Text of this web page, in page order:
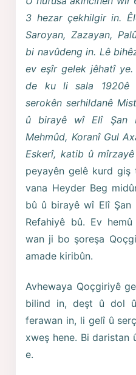
3 hezar çekhilgir in.
Saroyan, Zazayan,
bi navûdeng in. Lê
ev eşîr gelek jêhatî
de ku li sala 1920ê
serokên serhildanê
û birayê wî Elî Şan
Mehmûd, Koranî Gul
Eskerî, katib û
peyayên gelê kurd giş
vana Heyder Beg
bû û birayê wî Elî Şan
Refahiyê bû. Ev
wan ji bo şoreşa
amade kiribûn.
Avhewaya Qoçgiriyê
bilind in, deşt û dol
ferawan in, li gelî û
xweş hene. Bi daristan
e.